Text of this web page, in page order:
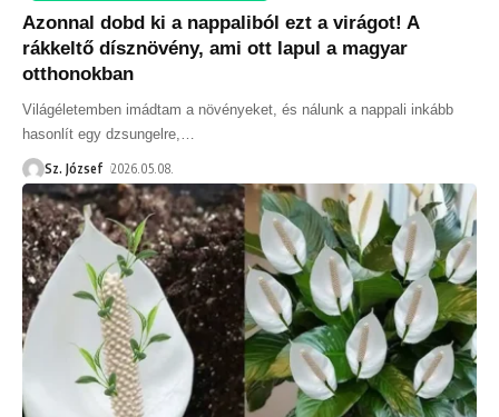
Azonnal dobd ki a nappaliból ezt a virágot! A
rákkeltő dísznövény, ami ott lapul a magyar
otthonokban
Világéletemben imádtam a növényeket, és nálunk a nappali inkább
hasonlít egy dzsungelre,
Sz. József 2026.05.08.